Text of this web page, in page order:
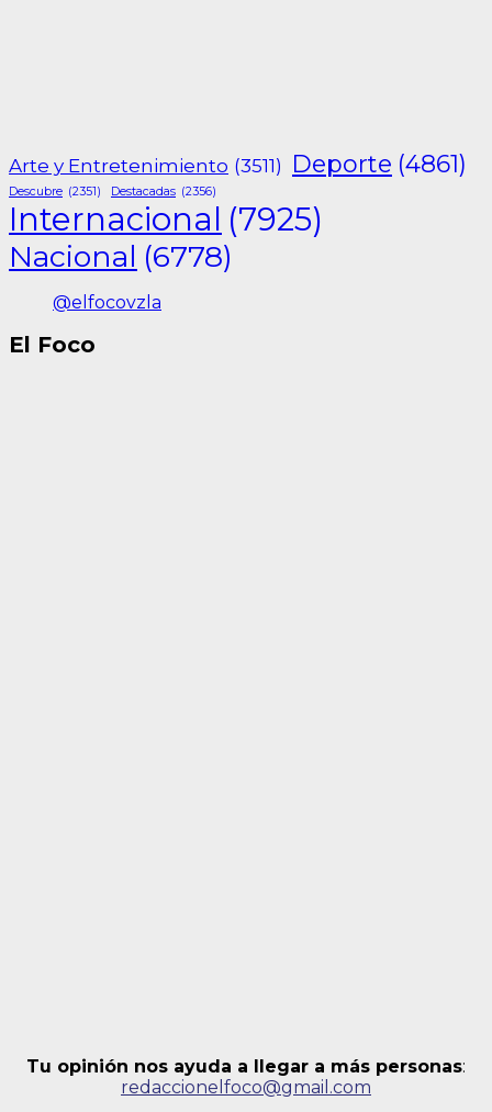
Arte y Entretenimiento (3511) Deporte (4861)
Descubre (2351) Destacadas (2356)
Internacional (7925)
Nacional (6778)
@elfocovzla
El Foco
Tu opinión nos ayuda a llegar a más personas:
redaccionelfoco@gmail.com